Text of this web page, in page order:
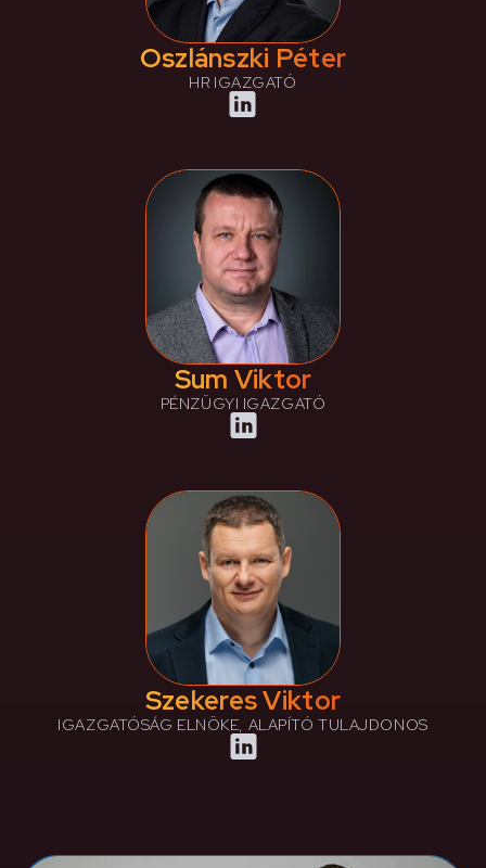
Oszlánszki Péter
HR IGAZGATÓ
Sum Viktor
PÉNZÜGYI IGAZGATÓ
Szekeres Viktor
IGAZGATÓSÁG ELNÖKE, ALAPÍTÓ TULAJDONOS